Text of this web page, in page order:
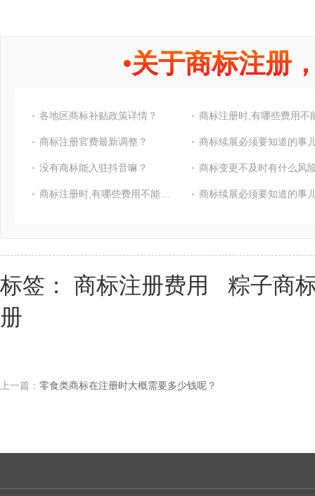
•关于商标注册
各地区商标补贴政策详情？
商标注册官费最新调整？ 商标续展必须要知道的事
没有商标能入驻抖音嘛？ 商标变更不及时有什么风
商标续展必须要知道的事
标签： 商标注册费用
粽子商
册
上一篇： 零食类商标在注册时大概需要多少钱呢？